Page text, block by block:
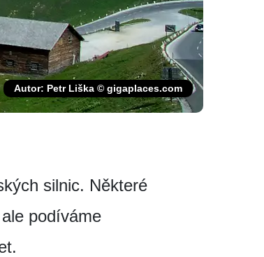
Autor: Petr Liška © gigaplaces.com
silnic. Některé
podíváme